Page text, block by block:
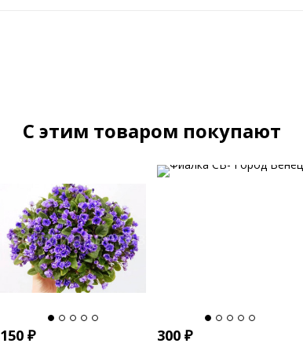
C этим товаром покупают
150 ₽ 300 ₽